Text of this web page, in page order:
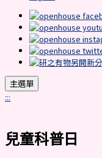
主選單
:::
兒童科普日